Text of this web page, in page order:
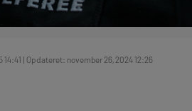
14:41 | Opdateret: november 26, 2024 12:26